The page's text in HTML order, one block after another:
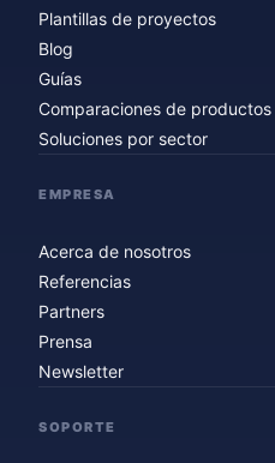
Plantillas de proyectos
Blog
Guías
Comparaciones de productos
Soluciones por sector
EMPRESA
Acerca de nosotros
Referencias
Partners
Prensa
Newsletter
SOPORTE